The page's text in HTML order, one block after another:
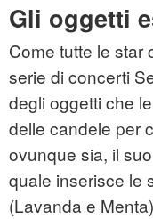
Gli oggetti
Come tutte le star
serie di concerti
degli oggetti che
delle candele per
ovunque sia, il
quale inserisce le
(Lavanda e